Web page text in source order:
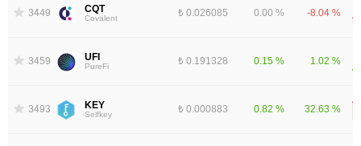
3449 CQT
Covalent ₺ 0.026085 0.00 % -8.04 %
3459 UFI
PureFi ₺ 0.191328 0.15 % 1.02 %
3493 KEY
Selfkey ₺ 0.000883 0.82 % 32.63 %